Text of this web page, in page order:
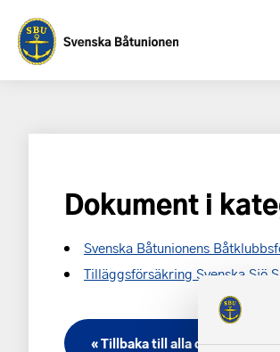
Dokument i
Svenska Båtunionens
Tilläggsförsäkring Svenska Sjö
« Tillbaka till alla dokument